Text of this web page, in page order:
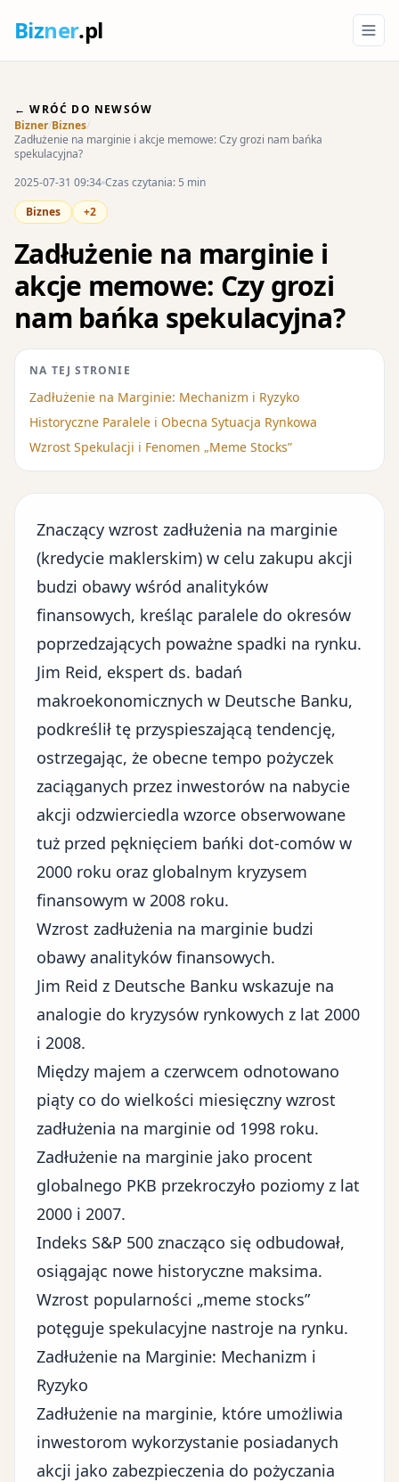
Bizner.pl
← WRÓĆ DO NEWSÓW
Bizner/Biznes/
Zadłużenie na marginie i akcje memowe: Czy grozi nam bańka
spekulacyjna?
2025-07-31 09:34 Czas czytania: 5 min
Biznes
+2
Zadłużenie na marginie i
akcje memowe: Czy grozi
nam bańka spekulacyjna?
NA TEJ STRONIE
Zadłużenie na Marginie: Mechanizm i Ryzyko
Historyczne Paralele i Obecna Sytuacja Rynkowa
Wzrost Spekulacji i Fenomen „Meme Stocks”
Znaczący wzrost zadłużenia na marginie
(kredycie maklerskim) w celu zakupu akcji
budzi obawy wśród analityków
finansowych, kreśląc paralele do okresów
poprzedzających poważne spadki na rynku.
Jim Reid, ekspert ds. badań
makroekonomicznych w Deutsche Banku,
podkreślił tę przyspieszającą tendencję,
ostrzegając, że obecne tempo pożyczek
zaciąganych przez inwestorów na nabycie
akcji odzwierciedla wzorce obserwowane
tuż przed pęknięciem bańki dot-comów w
2000 roku oraz globalnym kryzysem
finansowym w 2008 roku.
Wzrost zadłużenia na marginie budzi
obawy analityków finansowych.
Jim Reid z Deutsche Banku wskazuje na
analogie do kryzysów rynkowych z lat 2000
i 2008.
Między majem a czerwcem odnotowano
piąty co do wielkości miesięczny wzrost
zadłużenia na marginie od 1998 roku.
Zadłużenie na marginie jako procent
globalnego PKB przekroczyło poziomy z lat
2000 i 2007.
Indeks S&P 500 znacząco się odbudował,
osiągając nowe historyczne maksima.
Wzrost popularności „meme stocks”
potęguje spekulacyjne nastroje na rynku.
Zadłużenie na Marginie: Mechanizm i
Ryzyko
Zadłużenie na marginie, które umożliwia
inwestorom wykorzystanie posiadanych
akcji jako zabezpieczenia do pożyczania